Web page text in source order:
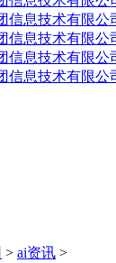
> ai资讯 >